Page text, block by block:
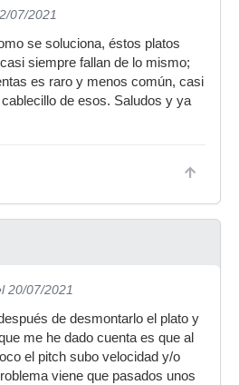
07/2021
se soluciona, éstos platos
siempre fallan de lo mismo;
es raro y menos común, casi
de esos. Saludos y ya
20/07/2021
de desmontarlo el plato y
me he dado cuenta es que al
el pitch subo velocidad y/o
viene que pasados unos